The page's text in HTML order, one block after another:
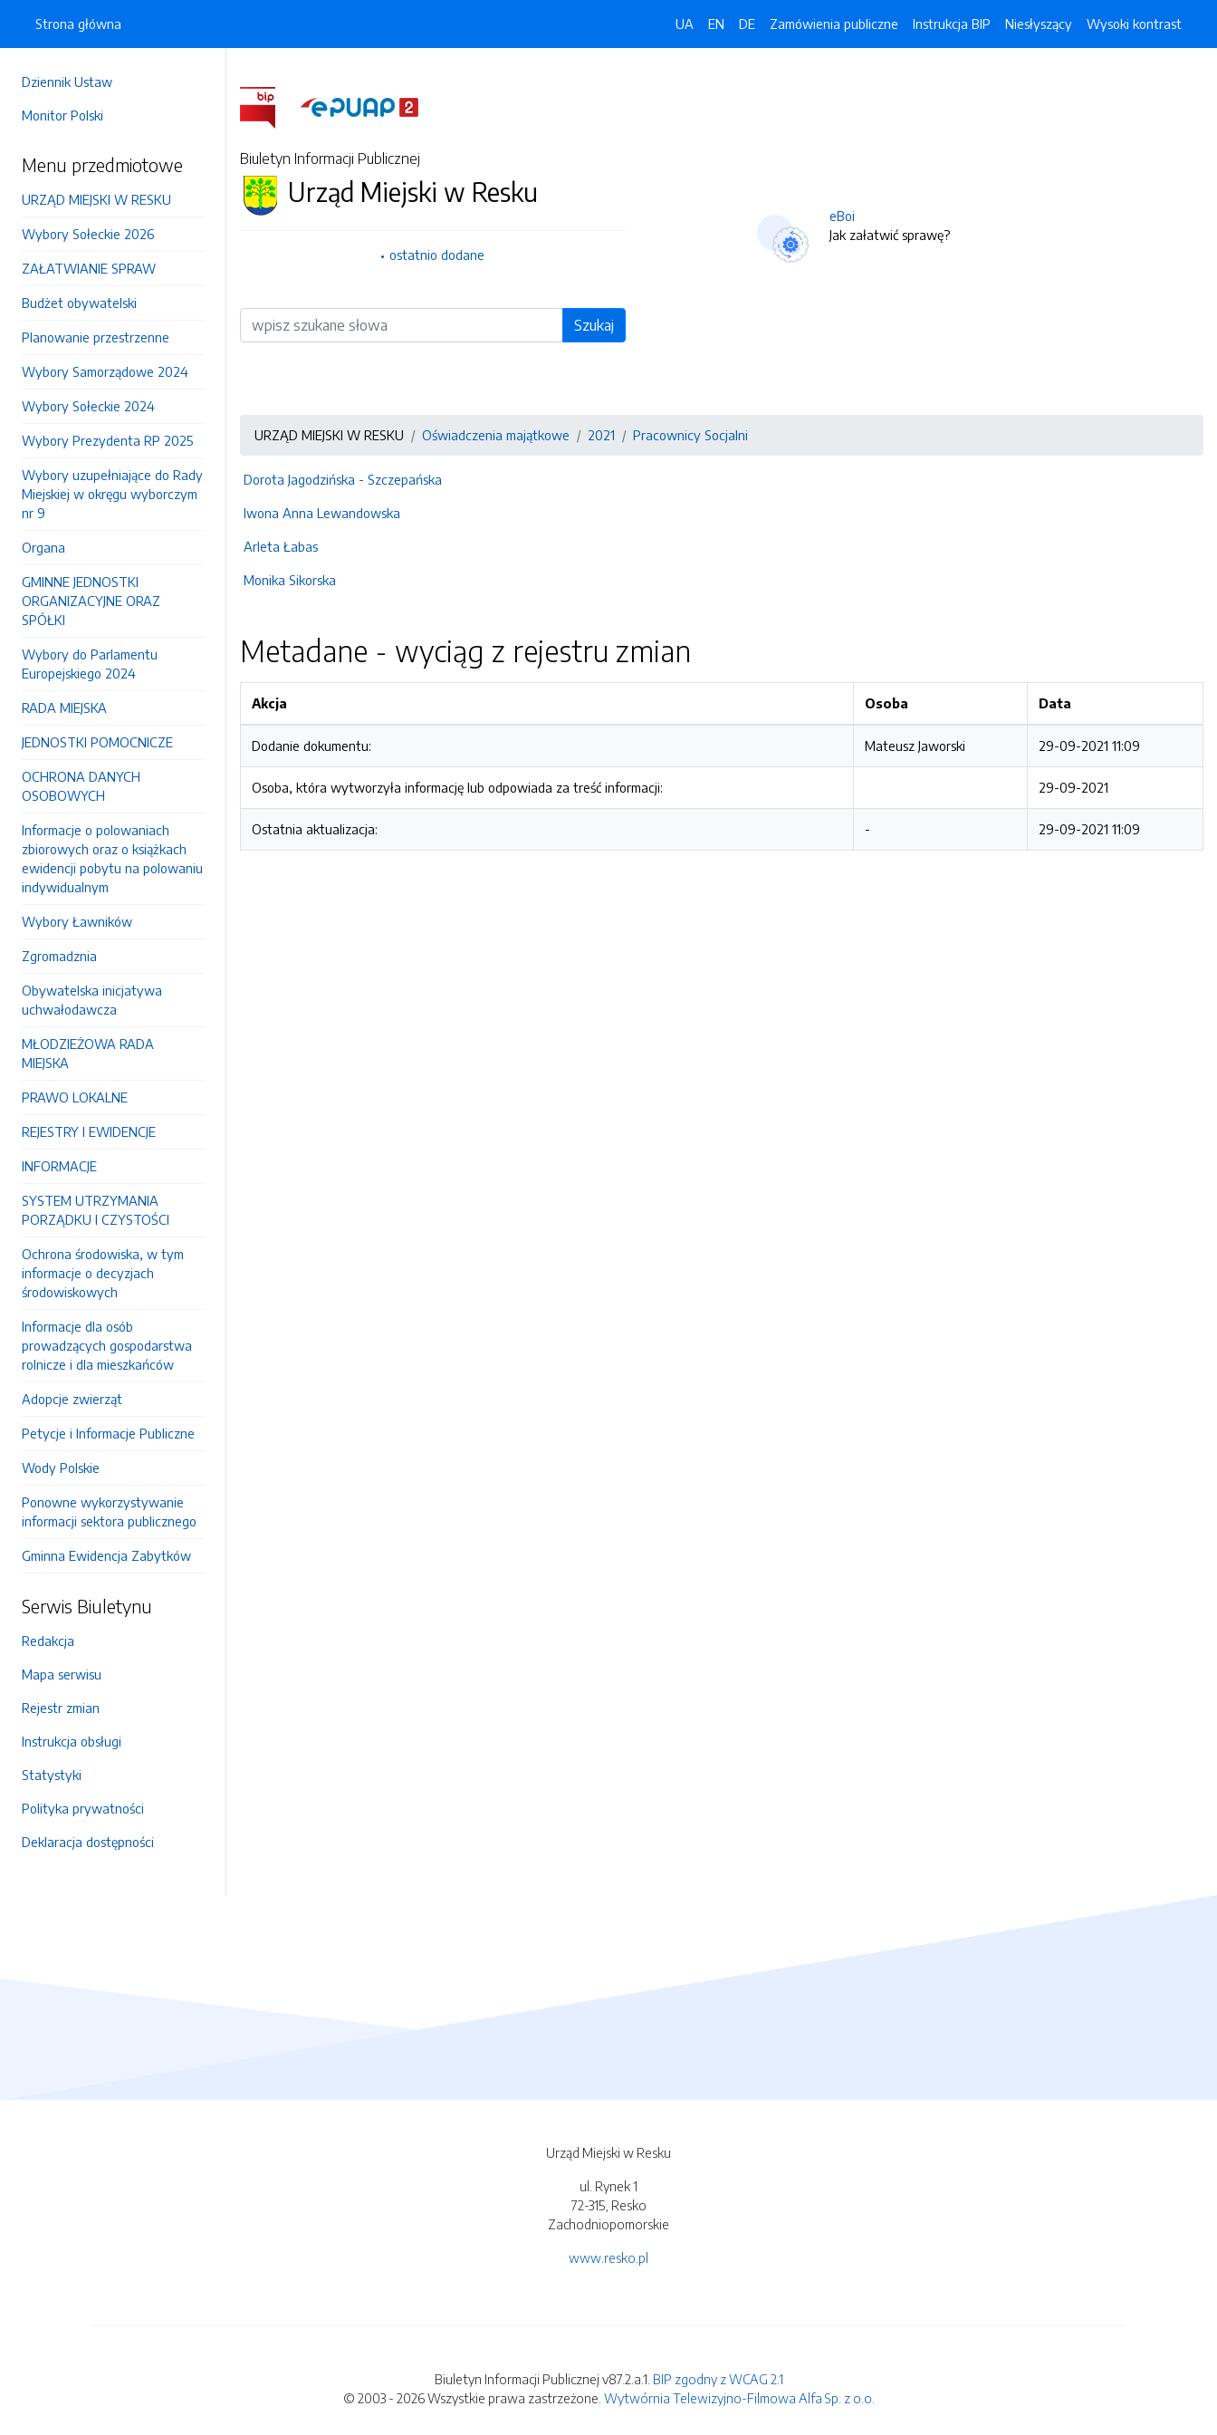
Dziennik Ustaw
Monitor Polski
Menu przedmiotowe
URZĄD MIEJSKI W RESKU
Wybory Sołeckie 2026
ZAŁATWIANIE SPRAW
Budżet obywatelski
Planowanie przestrzenne
Wybory Samorządowe 2024
Wybory Sołeckie 2024
Wybory Prezydenta RP 2025
Wybory uzupełniające do Rady
Miejskiej w okręgu wyborczym
nr 9
Organa
GMINNE JEDNOSTKI
ORGANIZACYJNE ORAZ
SPÓŁKI
Wybory do Parlamentu
Europejskiego 2024
RADA MIEJSKA
JEDNOSTKI POMOCNICZE
OCHRONA DANYCH
OSOBOWYCH
Informacje o polowaniach
zbiorowych oraz o książkach
ewidencji pobytu na polowaniu
indywidualnym
Wybory Ławników
Zgromadznia
Obywatelska inicjatywa
uchwałodawcza
MŁODZIEŻOWA RADA
MIEJSKA
PRAWO LOKALNE
REJESTRY I EWIDENCJE
INFORMACJE
SYSTEM UTRZYMANIA
PORZĄDKU I CZYSTOŚCI
Ochrona środowiska, w tym
informacje o decyzjach
środowiskowych
Informacje dla osób
prowadzących gospodarstwa
rolnicze i dla mieszkańców
Adopcje zwierząt
Petycje i Informacje Publiczne
Wody Polskie
Ponowne wykorzystywanie
informacji sektora publicznego
Gminna Ewidencja Zabytków
Serwis Biuletynu
Redakcja
Mapa serwisu
Rejestr zmian
Instrukcja obsługi
Statystyki
Polityka prywatności
Deklaracja dostępności
Strona główna UA EN DE Zamówienia publiczne Instrukcja BIP Niesłyszący Wysoki kontrast
Biuletyn Informacji Publicznej
Urząd Miejski w Resku
ostatnio dodane
Wyszukiwarka Szukaj
eBoi
Jak załatwić sprawę?
URZĄD MIEJSKI W RESKU Oświadczenia majątkowe 2021 Pracownicy Socjalni
Dorota Jagodzińska - Szczepańska
Iwona Anna Lewandowska
Arleta Łabas
Monika Sikorska
Metadane - wyciąg z rejestru zmian
Akcja Osoba Data
Dodanie dokumentu: Mateusz Jaworski 29-09-2021 11:09
Osoba, która wytworzyła informację lub odpowiada za treść informacji: 29-09-2021
Ostatnia aktualizacja: - 29-09-2021 11:09
Urząd Miejski w Resku
ul. Rynek 1
72-315, Resko
Zachodniopomorskie
www.resko.pl
Biuletyn Informacji Publicznej v87.2.a.1. BIP zgodny z WCAG 2.1
© 2003 - 2026 Wszystkie prawa zastrzeżone. Wytwórnia Telewizyjno-Filmowa Alfa Sp. z o.o.